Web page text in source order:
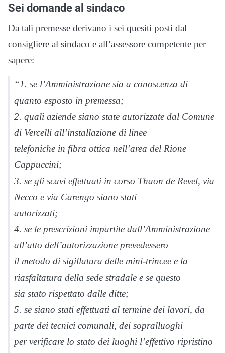
Sei domande al sindaco
Da tali premesse derivano i sei quesiti posti dal
consigliere al sindaco e all’assessore competente per
sapere:
“1. se l’Amministrazione sia a conoscenza di
quanto esposto in premessa;
2. quali aziende siano state autorizzate dal Comune
di Vercelli all’installazione di linee
telefoniche in fibra ottica nell’area del Rione
Cappuccini;
3. se gli scavi effettuati in corso Thaon de Revel, via
Necco e via Carengo siano stati
autorizzati;
4. se le prescrizioni impartite dall’Amministrazione
all’atto dell’autorizzazione prevedessero
il metodo di sigillatura delle mini-trincee e la
riasfaltatura della sede stradale e se questo
sia stato rispettato dalle ditte;
5. se siano stati effettuati al termine dei lavori, da
parte dei tecnici comunali, dei sopralluoghi
per verificare lo stato dei luoghi l’effettivo ripristino